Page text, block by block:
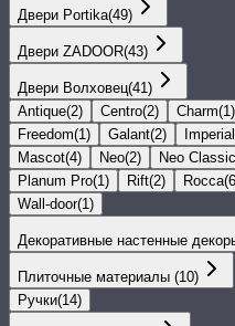
Двери Portika(49)
Двери ZADOOR(43)
Двери Волховец(41 )
Antique(2) Centro(2) Charm(1 )
Freedom(1 ) Galant(2) Imperial
Mascot(4) Neo(2) Neo Classic
Planum Pro(1 ) Rift(2) Rocca(6
Wall-door(1 )
Декоративные настенные
Плиточные материалы (10)
Ручки(14)